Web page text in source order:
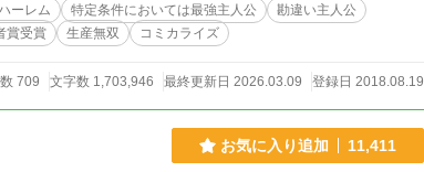
ーレム 特定条件においては最強主人公
勘違い主人公
賞受賞 生産無双 コミカライズ
709 文字数 1,703,946 最終更新日 2026.03.09 登録日 2018.08.19
お気に入り追加 11,411